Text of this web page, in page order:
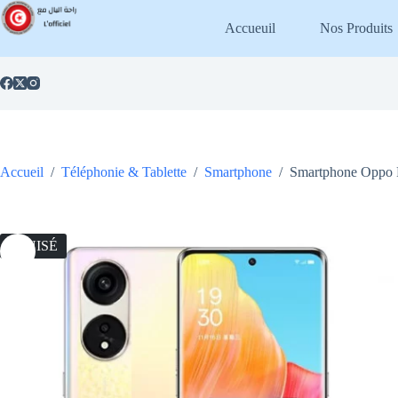
Passer
au
contenu
Accueuil Nos Produits
Accueil / Téléphonie & Tablette / Smartphone / Smartphone
ÉPUISÉ